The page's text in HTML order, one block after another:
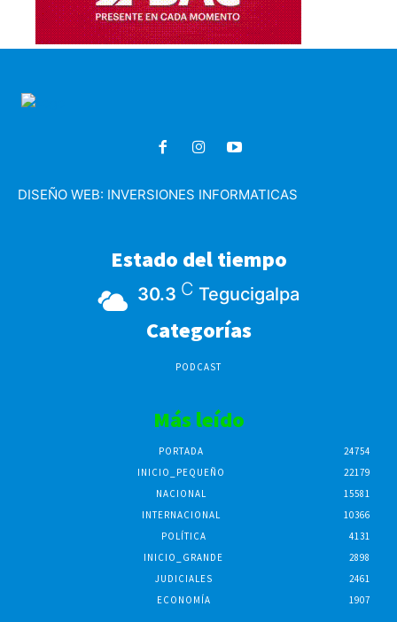
DISEÑO WEB: INVERSIONES INFORMATICAS
Estado del tiempo
30.3 C Tegucigalpa
Categorías
PODCAST
Más leído
PORTADA
24754
INICIO_PEQUEÑO
22179
NACIONAL
15581
INTERNACIONAL
10366
POLÍTICA
4131
INICIO_GRANDE
2898
JUDICIALES
2461
ECONOMÍA
1907